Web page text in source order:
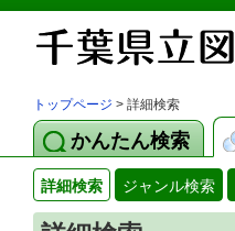
トップページ > 詳細検索
かんたん検索
詳細検索 ジャンル検索